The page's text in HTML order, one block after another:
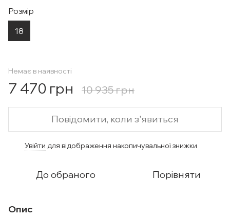
Розмір
18
Немає в наявності
7 470 грн 10 935 грн
Повідомити, коли з'явиться
Увійти для відображення накопичувальної знижки
До обраного Порівняти
Опис